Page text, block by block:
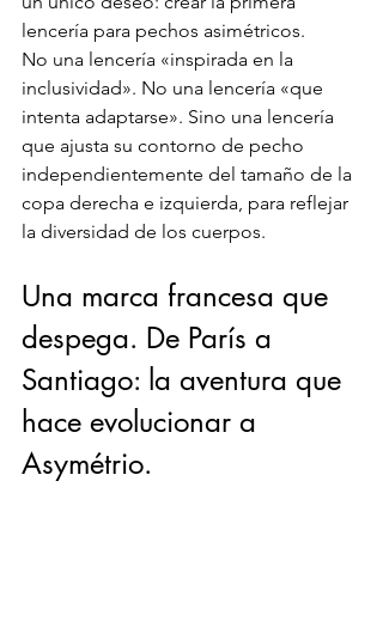
lencería para pechos asimétricos.
No una lencería «inspirada en la
inclusividad». No una lencería «que
intenta adaptarse». Sino una lencería
que ajusta su contorno de pecho
independientemente del tamaño de la
copa derecha e izquierda, para reflejar
la diversidad de los cuerpos.
Una marca francesa que
despega. De París a
Santiago: la aventura que
hace evolucionar a
Asymétrio.